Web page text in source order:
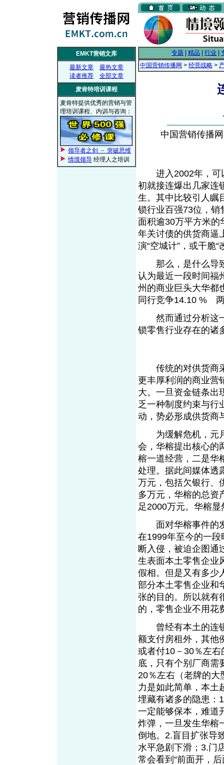
EMKT营销文库
最新文章
最热文章
读者推荐
全部文章
麦肯特培训课程
麦肯特提供优秀的营销与管
理培训课程、内训与咨询：
领导者之剑 － 突破思维
情境领导 经理人之培训
专题 精品 行业
中国营销传播网 > 经营战略 >
中国营销传播
进入2002年，可以
初就接连爆出几家连
生。其中比较引人瞩
锁行业百强73位，销
面积逾30万平方米的
年关讨债的供货商逼
演“空城计”，或干脆“
那么，是什么导致
认为最近一段时间福
州的商业巨头大华
同行竞争14.10 %
然而通过分析这一
锁零售行业存在的诸
传统的对供货商采
更丰厚利润的商业营
大。一旦资金链条出
乏一种制度约束与行
动，势必形成供货商
为缓解危机，元月
会，华榕提出核心的
榕一道经营，二是华
处理。据此间媒体透
万元，包括欠银行、
多万元，华榕的总资
足2000万元。华榕
面对华榕事件的发
在1999年至今的一
断入侵，被迫企图通
生表面本土零售企业
假相。但是又有多少
部分本土零售企业和
张的目的。所以就有
的，零售企业不用花
曾经有本土的连锁
额支付房租外，其他
或者付10－30％左
底，只有个别厂商需
20％左右（老牌的大
力是如此简单，本土
埋藏有诸多的隐患：
一定能够保本，难道
炸弹，一旦发生华榕
倒地。2.盲目扩张导
水平急剧下滑；3.门
常会看到“前面开，